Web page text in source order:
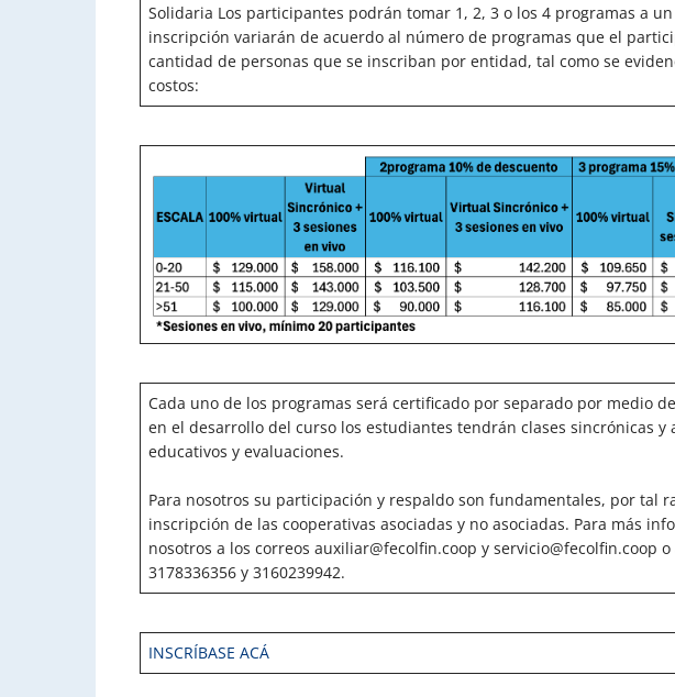
Solidaria Los participantes podrán tomar 1, 2, 3 o los 4 programas a
inscripción variarán de acuerdo al número de programas que el
cantidad de personas que se inscriban por entidad, tal como se
costos:
Cada uno de los programas será certificado por separado por medio
en el desarrollo del curso los estudiantes tendrán clases sincrónicas y
educativos y evaluaciones.
Para nosotros su participación y respaldo son fundamentales, por tal
inscripción de las cooperativas asociadas y no asociadas. Para más
nosotros a los correos auxiliar@fecolfin.coop y servicio@fecolfin.coop
3178336356 y 3160239942.
INSCRÍBASE ACÁ